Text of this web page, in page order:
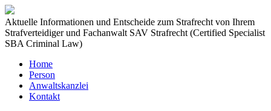
Aktuelle Informationen und Entscheide zum Strafrecht von Ihrem
Strafverteidiger und Fachanwalt SAV Strafrecht (Certified Specialist
SBA Criminal Law)
Home
Person
Anwaltskanzlei
Kontakt